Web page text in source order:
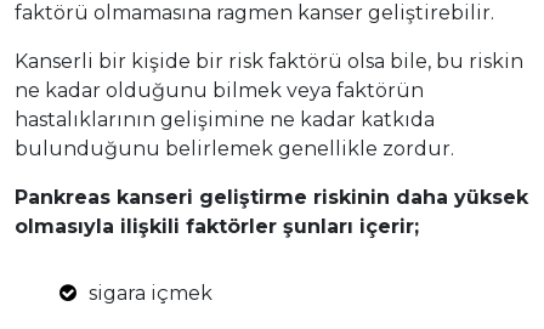
faktörü olmamasına ragmen kanser geliştirebilir.
Kanserli bir kişide bir risk faktörü olsa bile, bu riskin
ne kadar olduğunu bilmek veya faktörün
hastalıklarının gelişimine ne kadar katkıda
bulunduğunu belirlemek genellikle zordur.
Pankreas kanseri geliştirme riskinin daha yüksek
olmasıyla ilişkili faktörler şunları içerir;
sigara içmek